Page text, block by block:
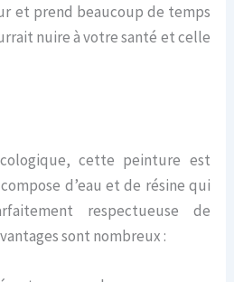
et prend beaucoup de temps
nuire à votre santé et celle
cette peinture est
d’eau et de résine qui
respectueuse de
sont nombreux :